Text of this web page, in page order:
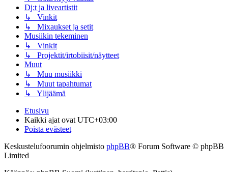
Dj:t ja liveartistit
↳ Vinkit
↳ Mixaukset ja setit
Musiikin tekeminen
↳ Vinkit
↳ Projektit/irtobiisit/näytteet
Muut
↳ Muu musiikki
↳ Muut tapahtumat
↳ Ylijäämä
Etusivu
Kaikki ajat ovat UTC+03:00
Poista evästeet
Keskustelufoorumin ohjelmisto phpBB® Forum Software © phpBB
Limited